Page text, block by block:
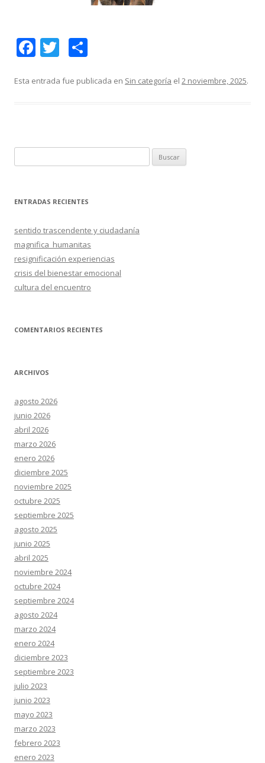
F
e
o
k
T
itt m
ti
r
Esta entrada fue publicada en Sin categoría el 2 noviembre, 2025.
u
c
ENTRADAS RECIENTES
sentido trascendente y ciudadanía
magnifica_humanitas
resignificación experiencias
crisis del bienestar emocional
cultura del encuentro
COMENTARIOS RECIENTES
ARCHIVOS
agosto 2026
junio 2026
abril 2026
marzo 2026
enero 2026
diciembre 2025
noviembre 2025
octubre 2025
septiembre 2025
agosto 2025
junio 2025
abril 2025
noviembre 2024
octubre 2024
septiembre 2024
agosto 2024
marzo 2024
enero 2024
diciembre 2023
septiembre 2023
julio 2023
junio 2023
mayo 2023
marzo 2023
febrero 2023
enero 2023